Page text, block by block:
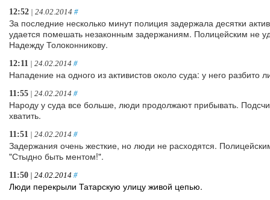
12:52 | 24.02.2014 #
За последние несколько минут полиция задержала десятки
удается помешать незаконным задержаниям. Полицейским не
Надежду Толоконникову.
12:11 | 24.02.2014 #
Нападение на одного из активистов около суда: у него разбито
11:55 | 24.02.2014 #
Народу у суда все больше, люди продолжают прибывать.
хватить.
11:51 | 24.02.2014 #
Задержания очень жесткие, но люди не расходятся.
"Стыдно быть ментом!".
11:50 | 24.02.2014 #
Люди перекрыли Татарскую улицу живой цепью.